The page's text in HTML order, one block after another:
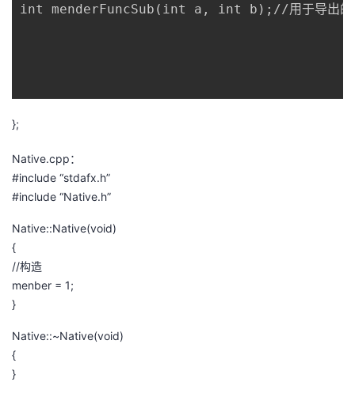
int menderFuncSub(int a, int b);//用于导出的成
};
Native.cpp：
#include “stdafx.h”
#include “Native.h”
Native::Native(void)
{
//构造
menber = 1;
}
Native::~Native(void)
{
}